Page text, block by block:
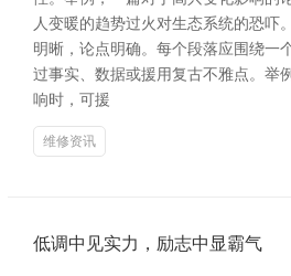
人变暖的趋势过火对生态系统的恐吓
明晰，论点明确。每个段落应围绕一
过事实、数据或援用复古不雅点。举
响时，可援
维修资讯
低调中见实力，励志中显霸气